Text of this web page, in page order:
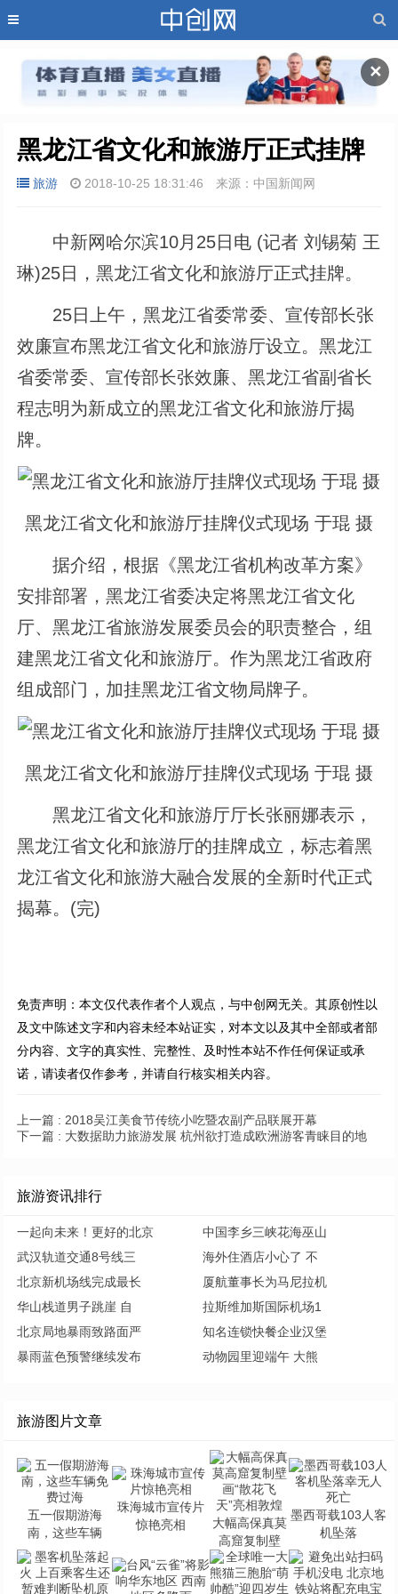
✕
黑龙江省文化和旅游厅正式挂牌
旅游 2018-10-25 18:31:46 来源：中国新闻网
中新网哈尔滨10月25日电 (记者 刘锡菊 王
琳)25日，黑龙江省文化和旅游厅正式挂牌。
25日上午，黑龙江省委常委、宣传部长张
效廉宣布黑龙江省文化和旅游厅设立。黑龙江
省委常委、宣传部长张效廉、黑龙江省副省长
程志明为新成立的黑龙江省文化和旅游厅揭
牌。
黑龙江省文化和旅游厅挂牌仪式现场 于琨 摄
据介绍，根据《黑龙江省机构改革方案》
安排部署，黑龙江省委决定将黑龙江省文化
厅、黑龙江省旅游发展委员会的职责整合，组
建黑龙江省文化和旅游厅。作为黑龙江省政府
组成部门，加挂黑龙江省文物局牌子。
黑龙江省文化和旅游厅挂牌仪式现场 于琨 摄
黑龙江省文化和旅游厅厅长张丽娜表示，
黑龙江省文化和旅游厅的挂牌成立，标志着黑
龙江省文化和旅游大融合发展的全新时代正式
揭幕。(完)
免责声明：本文仅代表作者个人观点，与中创网无关。其原创性以
及文中陈述文字和内容未经本站证实，对本文以及其中全部或者部
分内容、文字的真实性、完整性、及时性本站不作任何保证或承
诺，请读者仅作参考，并请自行核实相关内容。
上一篇 : 2018吴江美食节传统小吃暨农副产品联展开幕
下一篇 : 大数据助力旅游发展 杭州欲打造成欧洲游客青睐目的地
旅游资讯排行
一起向未来！更好的北京
中国李乡三峡花海巫山
武汉轨道交通8号线三
海外住酒店小心了 不
北京新机场线完成最长
厦航董事长为马尼拉机
华山栈道男子跳崖 自
拉斯维加斯国际机场1
北京局地暴雨致路面严
知名连锁快餐企业汉堡
暴雨蓝色预警继续发布
动物园里迎端午 大熊
旅游图片文章
五一假期游海
南，这些车辆
珠海城市宣传片
惊艳亮相
大幅高保真莫
高窟复制壁
墨西哥载103人客
机坠落